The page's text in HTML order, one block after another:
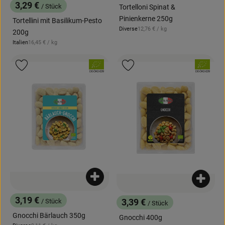
, Preis:
3,29 € / Stück
Tortellini mit Basilikum-Pesto
200g
, Herkunft:
Italien, Referenzpreis:
16,45 € / kg
Tortelloni Spinat &
Pinienkerne 250g
, Herkunft:
Diverse, Referenzpreis:
12,76 € / kg
, Preis:
3,19 € / Stück
Gnocchi Bärlauch 350g
Produkt zum Warenkorb hinzufügen
, Verband:
, Kontrollstelle:
DE-ÖKO-039
Produkt zu Favouriten hinzufügen
, Preis:
3,39 € / Stück
Gnocchi 400g
, Verband:
, Kontrollstelle:
DE-ÖKO-039
Produkt zu Favouriten hinzufügen